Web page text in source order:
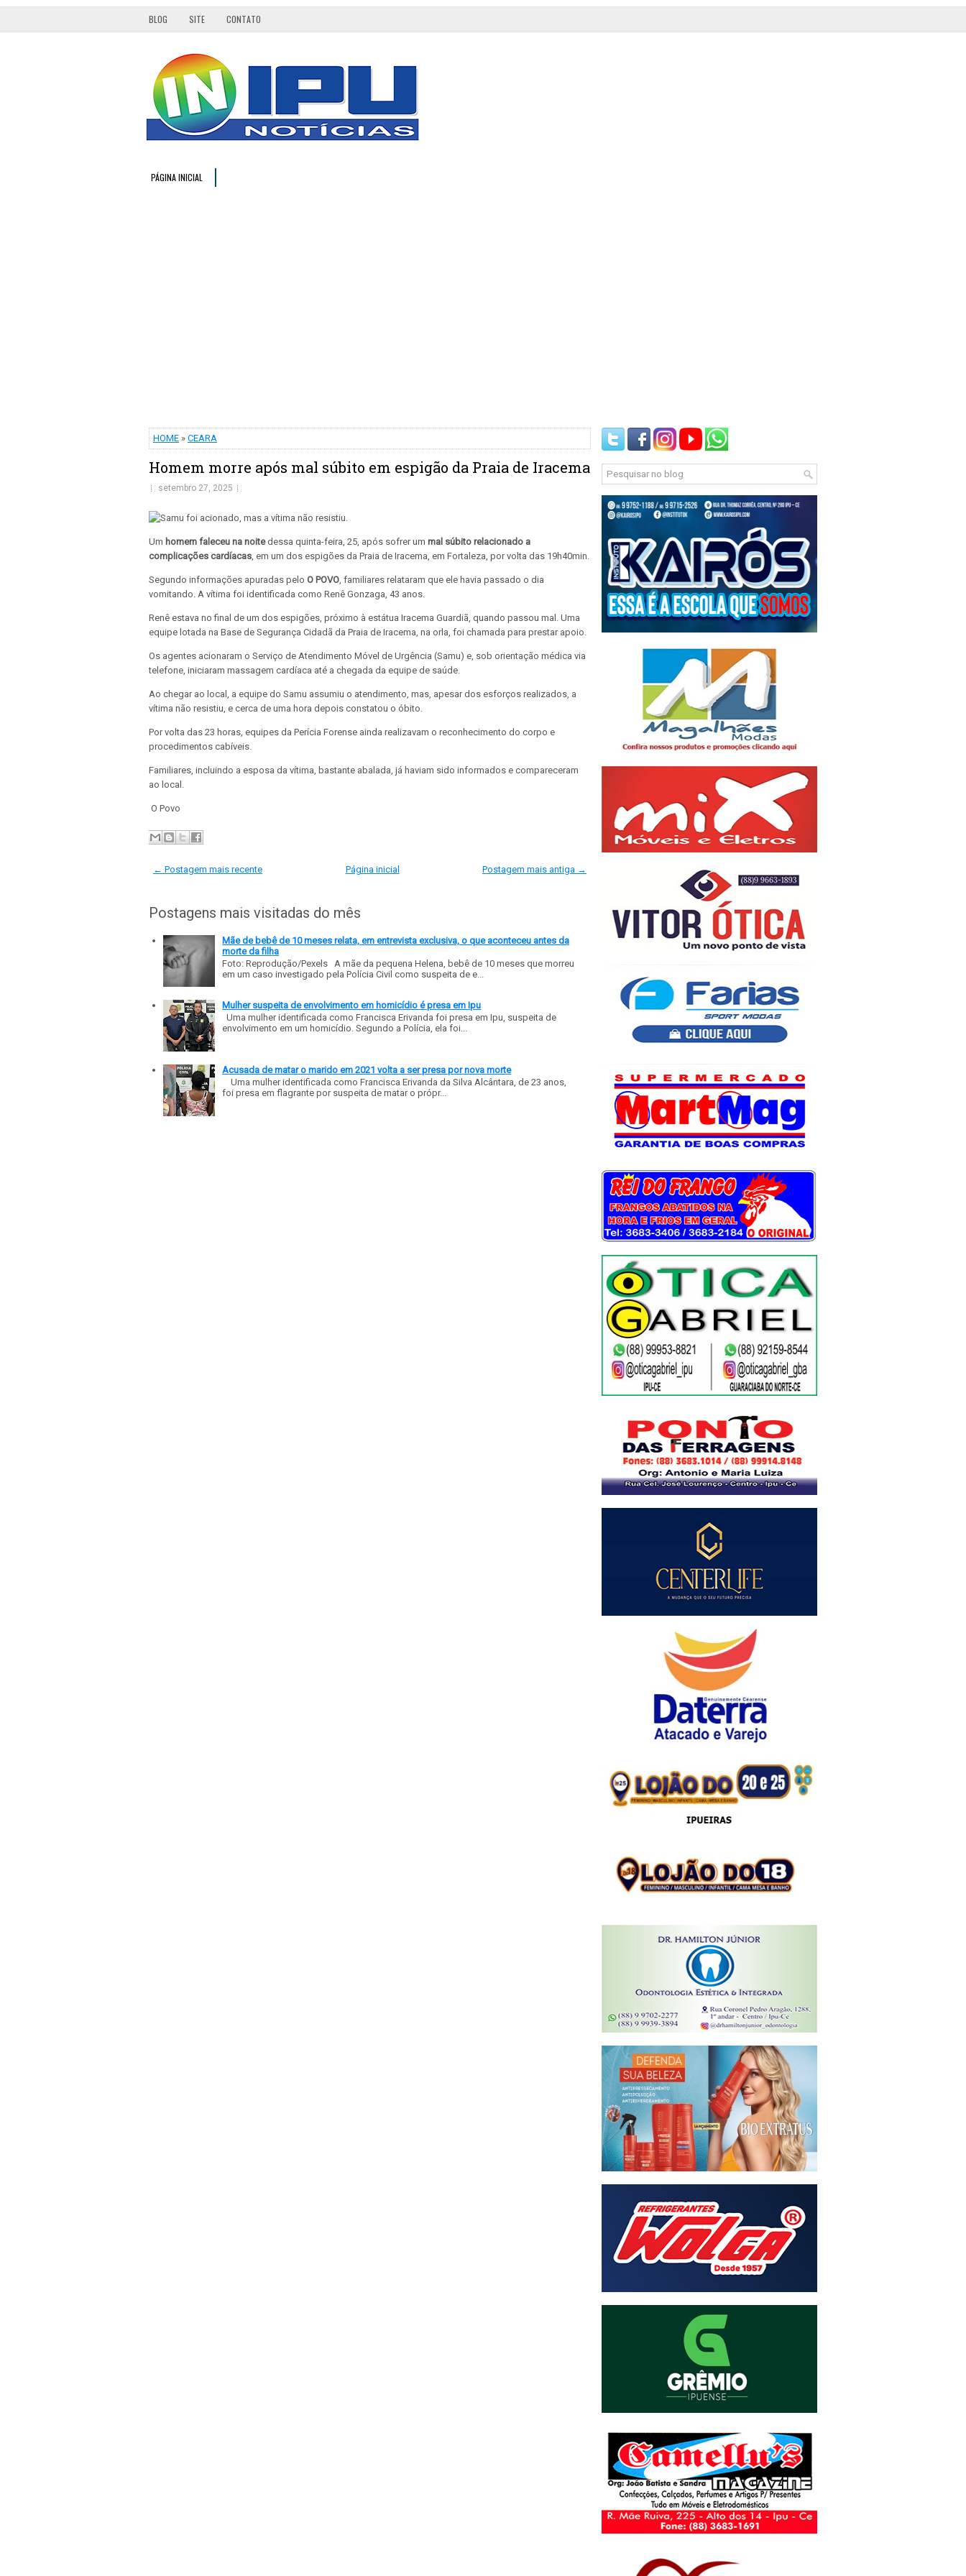
BLOG SITE CONTATO
PÁGINA INICIAL
HOME » CEARA
Homem morre após mal súbito em espigão da Praia de Iracema
setembro 27, 2025
Um homem faleceu na noitedessa quinta-feira, 25, após sofrer um mal súbito relacionado a
complicações cardíacas, em um dos espigões da Praia de Iracema, em Fortaleza, por volta das 19h40min.
Segundo informações apuradas pelo O POVO, familiares relataram que ele havia passado o dia
vomitando. A vítima foi identificada como Renê Gonzaga, 43 anos.
Renê estava no final de um dos espigões, próximo à estátua Iracema Guardiã, quando passou mal. Uma
equipe lotada na Base de Segurança Cidadã da Praia de Iracema, na orla, foi chamada para prestar apoio.
Os agentes acionaram o Serviço de Atendimento Móvel de Urgência (Samu) e, sob orientação médica via
telefone, iniciaram massagem cardíaca até a chegada da equipe de saúde.
Ao chegar ao local, a equipe do Samu assumiu o atendimento, mas, apesar dos esforços realizados, a
vítima não resistiu, e cerca de uma hora depois constatou o óbito.
Por volta das 23 horas, equipes da Perícia Forense ainda realizavam o reconhecimento do corpo e
procedimentos cabíveis.
Familiares, incluindo a esposa da vítima, bastante abalada, já haviam sido informados e compareceram
ao local.
O Povo
← Postagem mais recente Postagem mais antiga →
Página inicial
Postagens mais visitadas do mês
Mãe de bebê de 10 meses relata, em entrevista exclusiva, o que aconteceu antes da
morte da filha
Foto: Reprodução/Pexels A mãe da pequena Helena, bebê de 10 meses que morreu
em um caso investigado pela Polícia Civil como suspeita de e...
Mulher suspeita de envolvimento em homicídio é presa em Ipu
Uma mulher identificada como Francisca Erivanda foi presa em Ipu, suspeita de
envolvimento em um homicídio. Segundo a Polícia, ela foi...
Acusada de matar o marido em 2021 volta a ser presa por nova morte
Uma mulher identificada como Francisca Erivanda da Silva Alcântara, de 23 anos,
foi presa em flagrante por suspeita de matar o própr...